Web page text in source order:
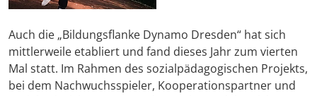
Auch die „Bildungsflanke Dynamo Dresden“ hat sich
mittlerweile etabliert und fand dieses Jahr zum vierten
Mal statt. Im Rahmen des sozialpädagogischen Projekts,
bei dem Nachwuchsspieler, Kooperationspartner und